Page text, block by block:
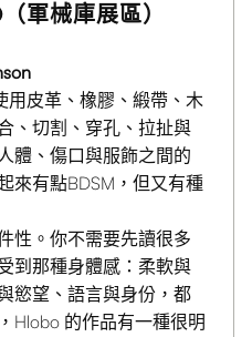
軍械庫展區）
用皮革、橡膠、緞帶、木
、切割、穿孔、拉扯與
體、傷口與服飾之間的
來有點BDSM，但又有種
性。你不需要先讀很多
到那種身體感：柔軟與
慾望、語言與身份，都
Hlobo 的作品有一種很明